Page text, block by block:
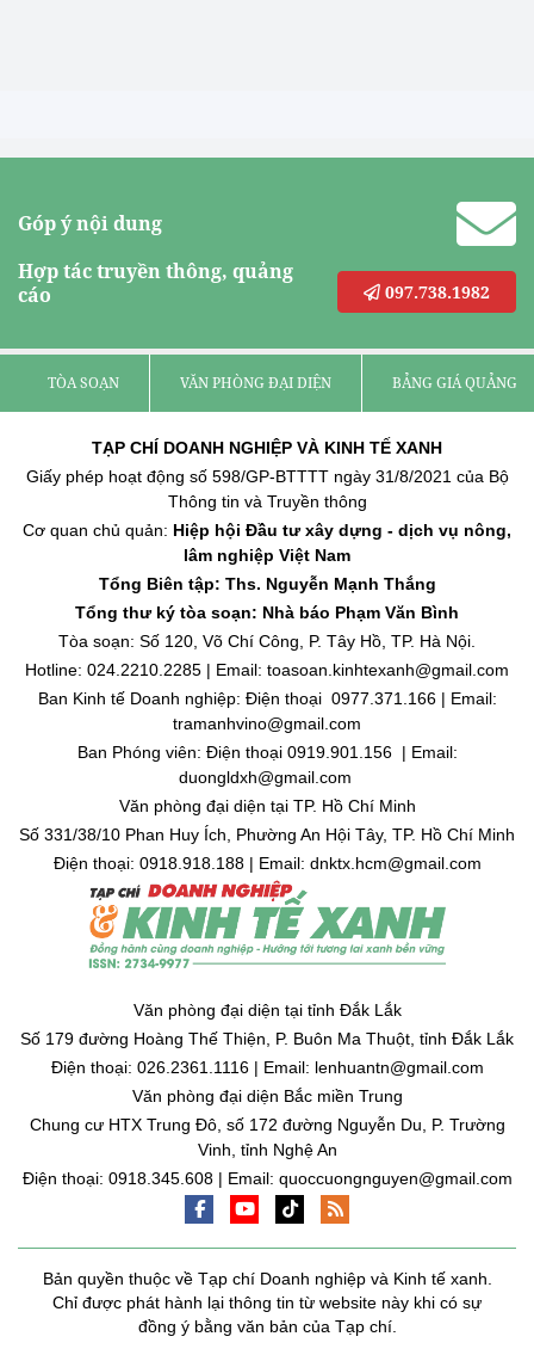
Góp ý nội dung
Hợp tác truyền thông, quảng
cáo
097.738.1982
TÒA SOẠN VĂN PHÒNG ĐẠI DIỆN BẢNG GIÁ QUẢNG
TẠP CHÍ DOANH NGHIỆP VÀ KINH TẾ XANH
Giấy phép hoạt động số 598/GP-BTTTT ngày 31/8/2021 của Bộ
Thông tin và Truyền thông
Cơ quan chủ quản: Hiệp hội Đầu tư xây dựng - dịch vụ nông,
lâm nghiệp Việt Nam
Tổng Biên tập: Ths. Nguyễn Mạnh Thắng
Tổng thư ký tòa soạn: Nhà báo Phạm Văn Bình
Tòa soạn: Số 120, Võ Chí Công, P. Tây Hồ, TP. Hà Nội.
Hotline: 024.2210.2285 | Email: toasoan.kinhtexanh@gmail.com
Ban Kinh tế Doanh nghiệp: Điện thoại 0977.371.166 | Email:
tramanhvino@gmail.com
Ban Phóng viên: Điện thoại 0919.901.156 | Email:
duongldxh@gmail.com
Văn phòng đại diện tại TP. Hồ Chí Minh
Số 331/38/10 Phan Huy Ích, Phường An Hội Tây, TP. Hồ Chí Minh
Điện thoại: 0918.918.188 | Email: dnktx.hcm@gmail.com
Văn phòng đại diện tại tỉnh Đắk Lắk
Số 179 đường Hoàng Thế Thiện, P. Buôn Ma Thuột, tỉnh Đắk Lắk
Điện thoại: 026.2361.1116 | Email: lenhuantn@gmail.com
Văn phòng đại diện Bắc miền Trung
Chung cư HTX Trung Đô, số 172 đường Nguyễn Du, P. Trường
Vinh, tỉnh Nghệ An
Điện thoại: 0918.345.608 | Email: quoccuongnguyen@gmail.com
Bản quyền thuộc về Tạp chí Doanh nghiệp và Kinh tế xanh.
Chỉ được phát hành lại thông tin từ website này khi có sự
đồng ý bằng văn bản của Tạp chí.